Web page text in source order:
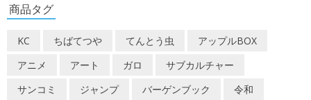
象:
商品タグ
KC ちばてつや てんとう虫
アップルBOX
アニメ
アート ガロ
サブカルチャー
サンコミ
ジャンプ バーゲンブック
令和